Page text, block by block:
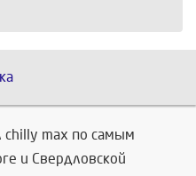
chilly max по самым
и Свердловской